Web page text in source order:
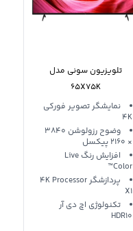
تلویزیون سونی مدل
65X75K
نمایشگر تصویر فورکی
4K
وضوح رزولوشن 3840
‍× 2160 پیکسل
افزایش رنگ Live
Color™
پردازشگر 4K Processor
X1
تکنولوژی اچ دی آر
HDR10